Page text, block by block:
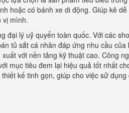
hoặc có bánh xe di động. Giúp kê
vị mình.
đại lý uỷ quyển toàn quốc. Với các
tủ sắt cá nhân đáp ứng nhu cầu
với nền tảng kỹ thuật cao. Công
mục tiêu đem lại hiệu quả tốt nhất
kế tinh gọn, giúp cho việc sử dụng